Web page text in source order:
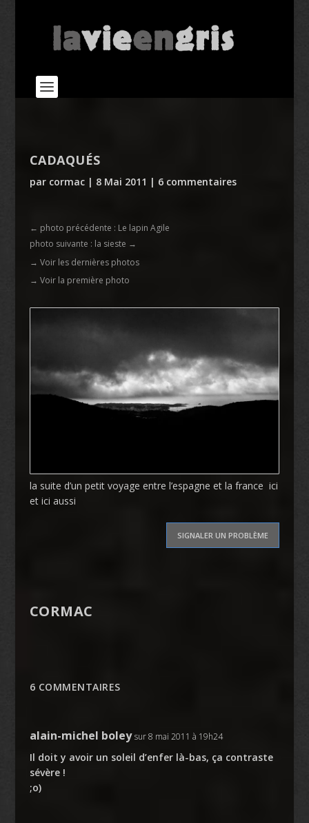
CADAQUÉS
par cormac| 8 Mai 2011 | 6 commentaires
← photo précédente : Le lapin Agile
photo suivante : la sieste →
→ Voir les dernières photos
→ Voir la première photo
la suite d’un petit voyage entre l’espagne et la france ici
etici aussi
SIGNALER UN PROBLÈME
CORMAC
6 COMMENTAIRES
alain-michel boley sur 8 mai 2011 à 19h24
Il doit y avoir un soleil d’enfer là-bas, ça contraste
sévère !
;o)